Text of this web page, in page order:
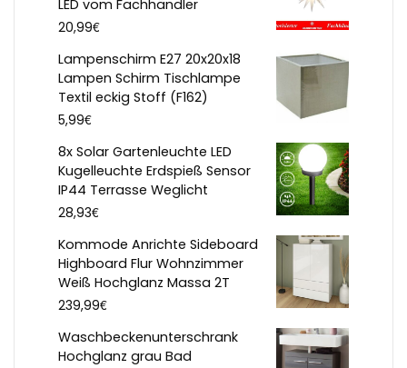
LED vom Fachhändler
20,99€
Lampenschirm E27 20x20x18
Lampen Schirm Tischlampe
Textil eckig Stoff (F162)
5,99€
8x Solar Gartenleuchte LED
Kugelleuchte Erdspieß Sensor
IP44 Terrasse Weglicht
28,93€
Kommode Anrichte Sideboard
Highboard Flur Wohnzimmer
Weiß Hochglanz Massa 2T
239,99€
Waschbeckenunterschrank
Hochglanz grau Bad